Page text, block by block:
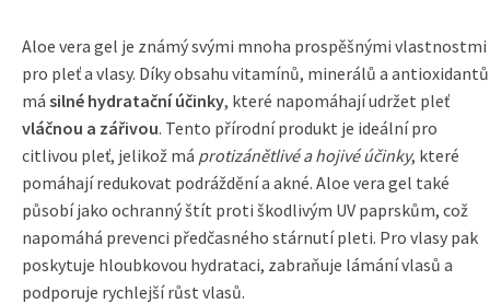
Aloe vera gel je známý svými mnoha prospěšnými vlastnostmi
pro pleť a vlasy. Díky obsahu vitamínů, minerálů a antioxidantů
má silné hydratační účinky, které napomáhají udržet pleť
vláčnou a zářivou. Tento přírodní produkt je ideální pro
citlivou pleť, jelikož má protizánětlivé a hojivé účinky, které
pomáhají redukovat podráždění a akné. Aloe vera gel také
působí jako ochranný štít proti škodlivým UV paprskům, což
napomáhá prevenci předčasného stárnutí pleti. Pro vlasy pak
poskytuje hloubkovou hydrataci, zabraňuje lámání vlasů a
podporuje rychlejší růst vlasů.